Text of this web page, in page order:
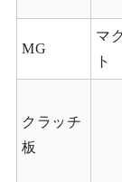
MG
マ
ト
クラッチ
板